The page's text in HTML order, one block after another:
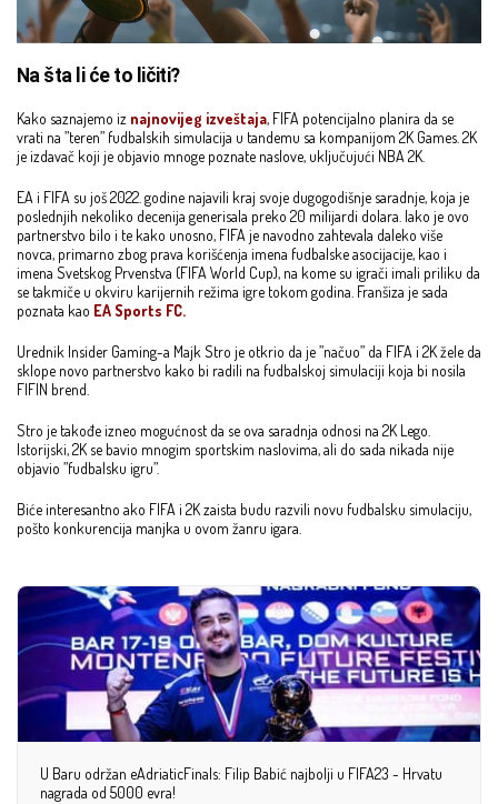
Na šta li će to ličiti?
Kako saznajemo iz najnovijeg izveštaja, FIFA potencijalno planira da se
vrati na ”teren” fudbalskih simulacija u tandemu sa kompanijom 2K Games. 2K
je izdavač koji je objavio mnoge poznate naslove, uključujući NBA 2K.
EA i FIFA su još 2022. godine najavili kraj svoje dugogodišnje saradnje, koja je
poslednjih nekoliko decenija generisala preko 20 milijardi dolara. Iako je ovo
partnerstvo bilo i te kako unosno, FIFA je navodno zahtevala daleko više
novca, primarno zbog prava korišćenja imena fudbalske asocijacije, kao i
imena Svetskog Prvenstva (FIFA World Cup), na kome su igrači imali priliku da
se takmiče u okviru karijernih režima igre tokom godina. Franšiza je sada
poznata kao EA Sports FC.
Urednik Insider Gaming-a Majk Stro je otkrio da je ”načuo” da FIFA i 2K žele da
sklope novo partnerstvo kako bi radili na fudbalskoj simulaciji koja bi nosila
FIFIN brend.
Stro je takođe izneo mogućnost da se ova saradnja odnosi na 2K Lego.
Istorijski, 2K se bavio mnogim sportskim naslovima, ali do sada nikada nije
objavio ”fudbalsku igru”.
Biće interesantno ako FIFA i 2K zaista budu razvili novu fudbalsku simulaciju,
pošto konkurencija manjka u ovom žanru igara.
U Baru održan eAdriaticFinals: Filip Babić najbolji u FIFA23 - Hrvatu
nagrada od 5000 evra!